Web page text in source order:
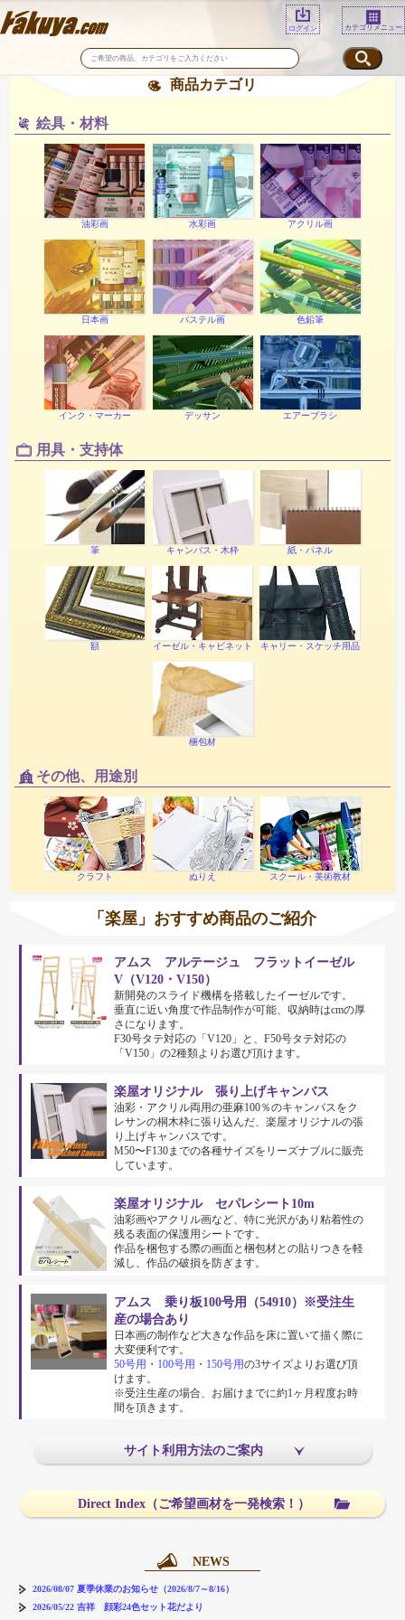
ログイン カテゴリメニュー
商品カテゴリ
絵具・材料
油彩画 水彩画 アクリル画
日本画 パステル画 色鉛筆
インク・マーカー デッサン エアーブラシ
用具・支持体
筆 キャンバス・木枠 紙・パネル
額 イーゼル・キャビネット キャリー・スケッチ用品
梱包材
その他、用途別
クラフト ぬりえ スクール・美術教材
「楽屋」おすすめ商品のご紹介
アムス アルテージュ フラットイーゼル
V（V120・V150）
新開発のスライド機構を搭載したイーゼルです。
垂直に近い角度で作品制作が可能、収納時はcmの厚
さになります。
F30号タテ対応の「V120」と、F50号タテ対応の
「V150」の2種類よりお選び頂けます。
楽屋オリジナル 張り上げキャンバス
油彩・アクリル両用の亜麻100％のキャンバスをク
レサンの桐木枠に張り込んだ、楽屋オリジナルの張
り上げキャンバスです。
M50〜F130までの各種サイズをリーズナブルに販売
しています。
楽屋オリジナル セパレシート10m
油彩画やアクリル画など、特に光沢があり粘着性の
残る表面の保護用シートです。
作品を梱包する際の画面と梱包材との貼りつきを軽
減し、作品の破損を防ぎます。
アムス 乗り板100号用（54910）※受注生
産の場合あり
日本画の制作など大きな作品を床に置いて描く際に
大変便利です。
50号用 ・ 100号用 ・ 150号用の3サイズよりお選び頂
けます。
※受注生産の場合、お届けまでに約1ヶ月程度お時
間を頂きます。
サイト利用方法のご案内
Direct Index（ご希望画材を一発検索！）
NEWS
2026/08/07 夏季休業のお知らせ（2026/8/7～8/16）
2026/05/22 吉祥 顔彩24色セット花だより